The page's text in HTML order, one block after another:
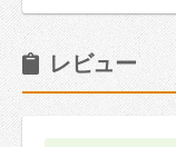
レビュー